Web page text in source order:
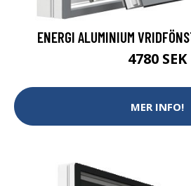
ENERGI ALUMINIUM
4780 SEK
MER INFO!